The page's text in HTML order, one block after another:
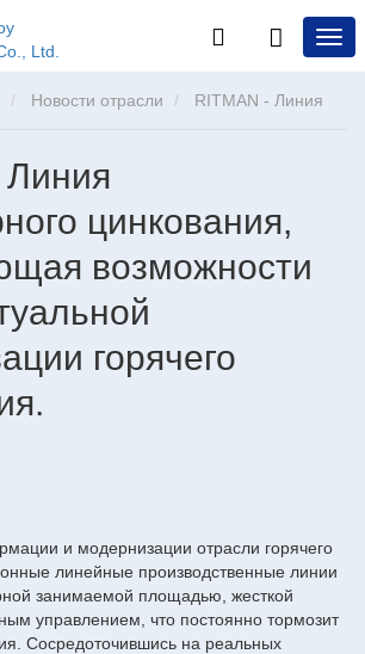
Новости отрасли
горячего цинкования.
Линия
цинкования,
возможности
горячего
и модернизации отрасли горячего
линейные производственные линии
занимаемой площадью, жесткой
управлением, что постоянно тормозит
Сосредоточившись на реальных